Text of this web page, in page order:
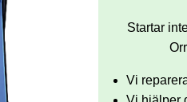
Startar
Vi